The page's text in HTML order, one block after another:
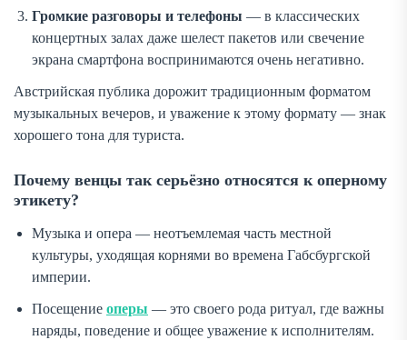
Громкие разговоры и телефоны — в классических
концертных залах даже шелест пакетов или свечение
экрана смартфона воспринимаются очень негативно.
Австрийская публика дорожит традиционным форматом
музыкальных вечеров, и уважение к этому формату — знак
хорошего тона для туриста.
Почему венцы так серьёзно относятся к оперному
этикету?
Музыка и опера — неотъемлемая часть местной
культуры, уходящая корнями во времена Габсбургской
империи.
Посещение оперы — это своего рода ритуал, где важны
наряды, поведение и общее уважение к исполнителям.